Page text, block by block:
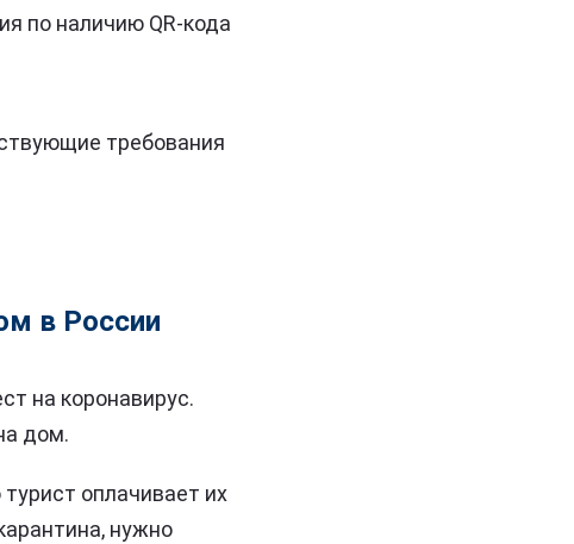
по наличию QR-кода
требования
в России
на коронавирус.
дом.
оплачивает их
нужно